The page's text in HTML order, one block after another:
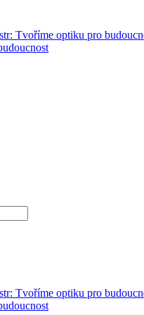
Tvoříme optiku pro
Tvoříme optiku pro